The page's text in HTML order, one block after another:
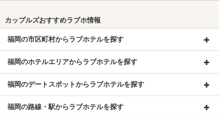
カップルズおすすめラブホ情報
福岡の市区町村からラブホテルを探す
福岡のホテルエリアからラブホテルを探す
福岡のデートスポットからラブホテルを探す
福岡の路線・駅からラブホテルを探す